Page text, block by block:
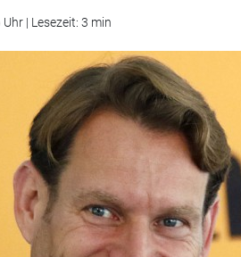
| Lesezeit: 3 min